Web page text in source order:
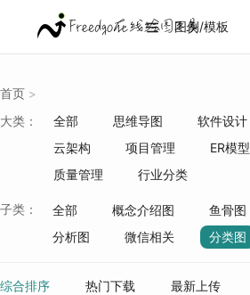
 图例/模板
首页 >
大类： 全部 思维导图 软件设计
云架构
项目管理 ER模型
质量管理
行业分类
子类： 全部 概念介绍图 鱼骨图
分析图
微信相关 分类图
综合排序 热门下载 最新上传